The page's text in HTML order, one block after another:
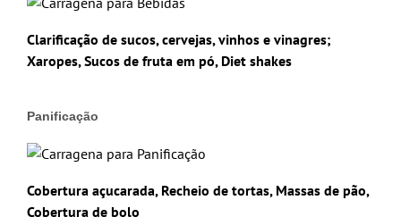
Clarificação de sucos, cervejas, vinhos e vinagres;
Xaropes, Sucos de fruta em pó, Diet shakes
Panificação
Cobertura açucarada, Recheio de tortas, Massas de pão,
Cobertura de bolo